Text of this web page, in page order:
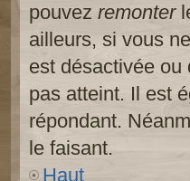
pouvez remonter
ailleurs, si vous
est désactivée ou
pas atteint. Il est
répondant.
le faisant.
Haut